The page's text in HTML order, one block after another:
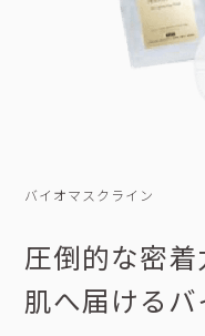
バイオマスクライン
圧倒的な密
肌へ届ける